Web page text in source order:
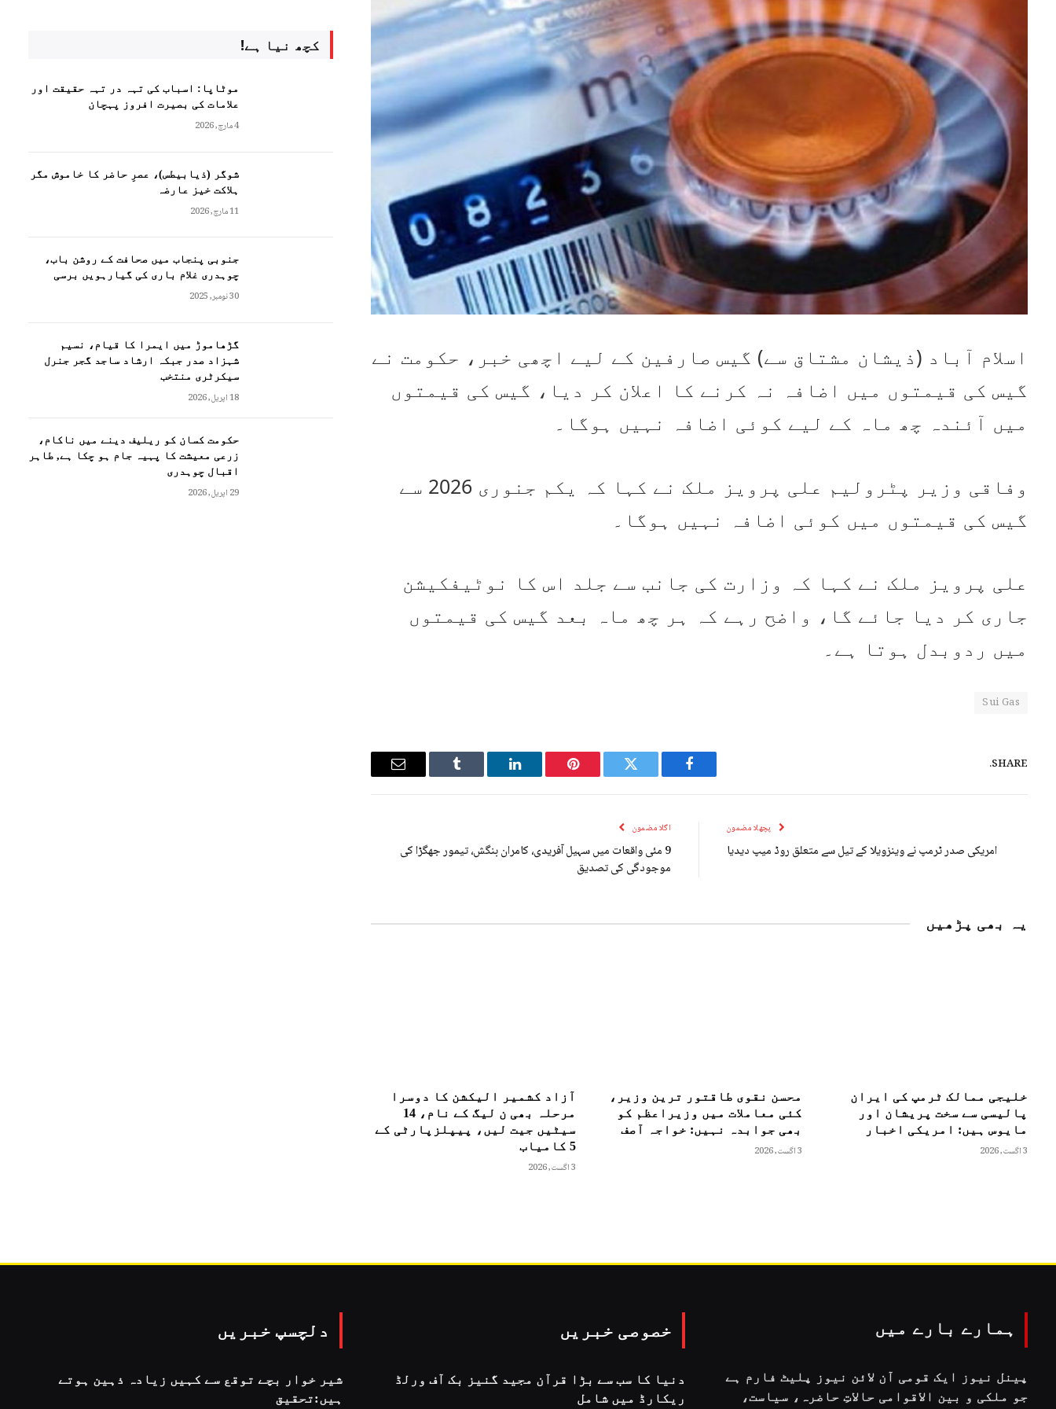
اسلام آباد (ذیشان مشتاق سے) گیس صارفین کے لیے اچھی خبر، حکومت نے
گیس کی قیمتوں میں اضافہ نہ کرنے کا اعلان کر دیا، گیس کی قیمتوں
میں آئندہ چھ ماہ کے لیے کوئی اضافہ نہیں ہوگا۔
وفاقی وزیر پٹرولیم علی پرویز ملک نے کہا کہ یکم جنوری 2026 سے
گیس کی قیمتوں میں کوئی اضافہ نہیں ہوگا۔
علی پرویز ملک نے کہا کہ وزارت کی جانب سے جلد اس کا نوٹیفکیشن
جاری کر دیا جائے گا، واضح رہے کہ ہر چھ ماہ بعد گیس کی قیمتوں
میں ردوبدل ہوتا ہے۔
Sui Gas
SHARE.
Facebook
Twitter
Pinterest
LinkedIn
Tumblr
Email
پچھلا مضمون
امریکی صدر ٹرمپ نے وینزویلا کے تیل سے متعلق روڈ میپ دیدیا
اگلا مضمون
9 مئی واقعات میں سہیل آفریدی، کامران بنگش، تیمور جھگڑا کی
موجودگی کی تصدیق
یہ بھی پڑھیں
خلیجی ممالک ٹرمپ کی ایران
پالیسی سے سخت پریشان اور
مایوس ہیں: امریکی اخبار
3 اگست, 2026
محسن نقوی طاقتور ترین وزیر،
کئی معاملات میں وزیراعظم کو
بھی جوابدہ نہیں: خواجہ آصف
3 اگست, 2026
آزاد کشمیر الیکشن کا دوسرا
مرحلہ بھی ن لیگ کے نام، 14
سیٹیں جیت لیں، پیپلزپارٹی کے
5 کامیاب
3 اگست, 2026
کچھ نیا ہے!
موٹاپا: اسباب کی تہہ در تہہ حقیقت اور
علامات کی بصیرت افروز پہچان
4 مارچ, 2026
شوگر (ذیابیطس)، عصرِ حاضر کا خاموش مگر
ہلاکت خیز عارضہ
11 مارچ, 2026
جنوبی پنجاب میں صحافت کے روشن باب،
چوہدری غلام باری کی گیارہویں برسی
30 نومبر, 2025
گڑھاموڑ میں ایمرا کا قیام، نسیم
شہزاد صدر جبکہ ارشاد ساجد گجر جنرل
سیکرٹری منتخب
18 اپریل, 2026
حکومت کسان کو ریلیف دینے میں ناکام،
زرعی معیشت کا پہیہ جام ہو چکا ہے, طاہر
اقبال چوہدری
29 اپریل, 2026
ہمارے بارے میں
پینل نیوز ایک قومی آن لائن نیوز پلیٹ فارم ہے
جو ملکی و بین الاقوامی حالاتِ حاضرہ، سیاست،
خصوصی خبریں
دنیا کا سب سے بڑا قرآن مجید گنیز بک آف ورلڈ
ریکارڈ میں شامل
دلچسپ خبریں
شیر خوار بچے توقع سے کہیں زیادہ ذہین ہوتے
ہیں:تحقیق